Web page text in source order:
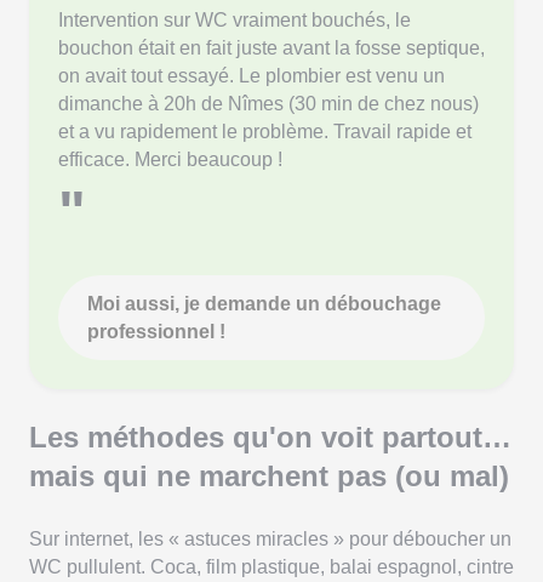
Intervention sur WC vraiment bouchés, le
bouchon était en fait juste avant la fosse septique,
on avait tout essayé. Le plombier est venu un
dimanche à 20h de Nîmes (30 min de chez nous)
et a vu rapidement le problème. Travail rapide et
efficace. Merci beaucoup !
"
Moi aussi, je demande un débouchage
professionnel !
Les méthodes qu'on voit partout…
mais qui ne marchent pas (ou mal)
Sur internet, les « astuces miracles » pour déboucher un
WC pullulent. Coca, film plastique, balai espagnol, cintre